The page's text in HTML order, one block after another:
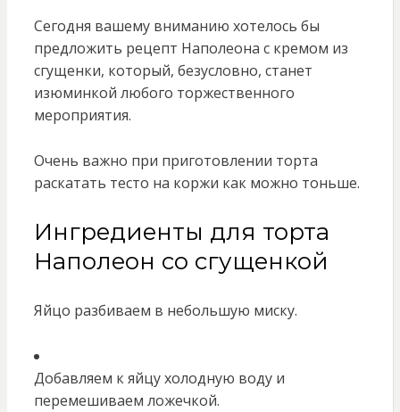
Сегодня вашему вниманию хотелось бы
предложить рецепт Наполеона с кремом из
сгущенки, который, безусловно, станет
изюминкой любого торжественного
мероприятия.
Очень важно при приготовлении торта
раскатать тесто на коржи как можно тоньше.
Ингредиенты для торта
Наполеон со сгущенкой
Яйцо разбиваем в небольшую миску.
Добавляем к яйцу холодную воду и
перемешиваем ложечкой.